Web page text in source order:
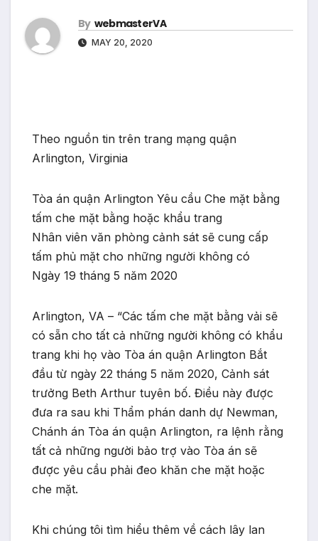
By webmasterVA
MAY 20, 2020
Theo nguồn tin trên trang mạng quận
Arlington, Virginia
Tòa án quận Arlington Yêu cầu Che mặt bằng
tấm che mặt bằng hoặc khẩu trang
Nhân viên văn phòng cảnh sát sẽ cung cấp
tấm phủ mặt cho những người không có
Ngày 19 tháng 5 năm 2020
Arlington, VA – “Các tấm che mặt bằng vải sẽ
có sẵn cho tất cả những người không có khẩu
trang khi họ vào Tòa án quận Arlington Bắt
đầu từ ngày 22 tháng 5 năm 2020, Cảnh sát
trưởng Beth Arthur tuyên bố. Điều này được
đưa ra sau khi Thẩm phán danh dự Newman,
Chánh án Tòa án quận Arlington, ra lệnh rằng
tất cả những người bảo trợ vào Tòa án sẽ
được yêu cầu phải đeo khăn che mặt hoặc
che mặt.
Khi chúng tôi tìm hiểu thêm về cách lây lan